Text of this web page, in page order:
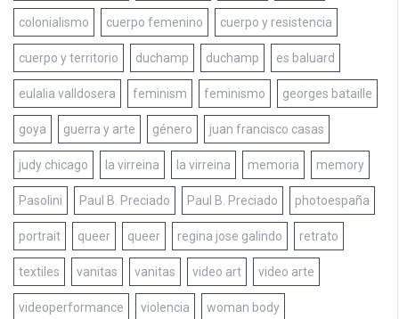
colonialismo cuerpo femenino cuerpo y resistencia
cuerpo y territorio duchamp duchamp es baluard
eulalia valldosera feminism feminismo georges bataille
goya guerra y arte género juan francisco casas
judy chicago la virreina la virreina memoria memory
Pasolini Paul B. Preciado Paul B. Preciado photoespaña
portrait queer queer regina jose galindo retrato
textiles vanitas vanitas video art video arte
videoperformance violencia woman body